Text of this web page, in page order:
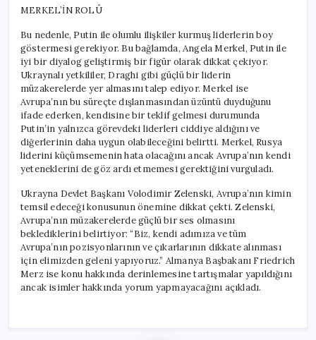
MERKEL’İN ROLÜ
Bu nedenle, Putin ile olumlu ilişkiler kurmuş liderlerin boy
göstermesi gerekiyor. Bu bağlamda, Angela Merkel, Putin ile
iyi bir diyalog geliştirmiş bir figür olarak dikkat çekiyor.
Ukraynalı yetkililer, Draghi gibi güçlü bir liderin
müzakerelerde yer almasını talep ediyor. Merkel ise
Avrupa’nın bu süreçte dışlanmasından üzüntü duyduğunu
ifade ederken, kendisine bir teklif gelmesi durumunda
Putin’in yalnızca görevdeki liderleri ciddiye aldığını ve
diğerlerinin daha uygun olabileceğini belirtti. Merkel, Rusya
liderini küçümsemenin hata olacağını ancak Avrupa’nın kendi
yeteneklerini de göz ardı etmemesi gerektiğini vurguladı.
Ukrayna Devlet Başkanı Volodimir Zelenski, Avrupa’nın kimin
temsil edeceği konusunun önemine dikkat çekti. Zelenski,
Avrupa’nın müzakerelerde güçlü bir ses olmasını
beklediklerini belirtiyor: “Biz, kendi adımıza ve tüm
Avrupa’nın pozisyonlarının ve çıkarlarının dikkate alınması
için elimizden geleni yapıyoruz.” Almanya Başbakanı Friedrich
Merz ise konu hakkında derinlemesine tartışmalar yapıldığını
ancak isimler hakkında yorum yapmayacağını açıkladı.